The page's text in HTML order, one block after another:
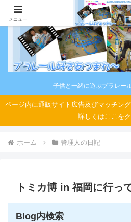
－子供と一緒に遊ぶプラレー
ページ内に通販サイト広告及びマッチン
詳しくはここを
ホーム 管理人の日記
トミカ博 in 福岡に行っ
Blog内検索
メニュー